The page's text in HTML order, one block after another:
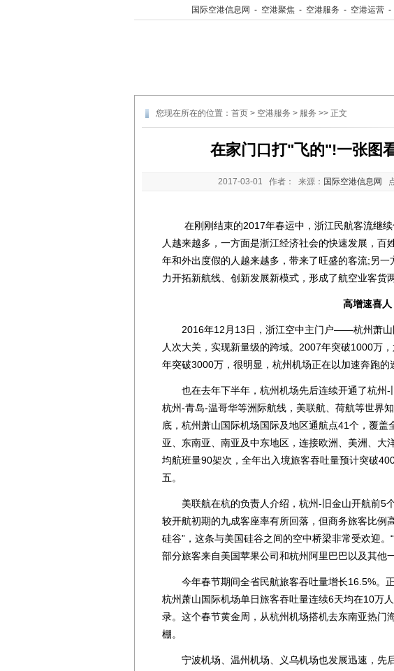
国际空港信息网 - 空港聚焦 - 空港服务 - 空港运营 -
您现在所在的位置： 首页 > 空港服务 > 服务 >> 正文
在家门口打"飞的"!一张图
2017-03-01 作者： 来源： 国际空港信息网
在刚刚结束的2017年春运中，浙江民航客流继续
人越来越多，一方面是浙江经济社会的快速发展，百
年和外出度假的人越来越多，带来了旺盛的客流;另
力开拓新航线、创新发展新模式，形成了航空业客货
高增速喜人
2016年12月13日，浙江空中主门户——杭州萧山
人次大关，实现新量级的跨域。2007年突破1000万
年突破3000万，很明显，杭州机场正在以加速奔跑的
也在去年下半年，杭州机场先后连续开通了杭州-
杭州-青岛-温哥华等洲际航线，美联航、荷航等世界
底，杭州萧山国际机场国际及地区通航点41个，覆
亚、东南亚、南亚及中东地区，连接欧洲、美洲、大
均航班量90架次，全年出入境旅客吞吐量预计突破
五。
美联航在杭的负责人介绍，杭州-旧金山开航前5
较开航初期的九成客座率有所回落，但商务旅客比例
硅谷”，这条与美国硅谷之间的空中桥梁非常受欢迎
部分旅客来自美国苹果公司和杭州阿里巴巴以及其他
今年春节期间全省民航旅客吞吐量增长16.5%。
杭州萧山国际机场单日旅客吞吐量连续6天均在10万
录。这个春节黄金周，从杭州机场搭机去东南亚热门
棚。
宁波机场、温州机场、义乌机场也发展迅速，先